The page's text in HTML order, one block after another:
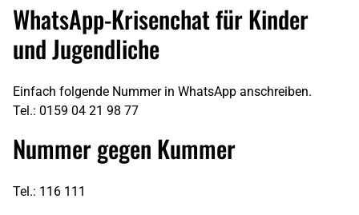
WhatsApp-Krisenchat für Kinder
und Jugendliche
Einfach folgende Nummer in WhatsApp anschreiben.
Tel.: 0159 04 21 98 77
Nummer gegen Kummer
Tel.: 116 111